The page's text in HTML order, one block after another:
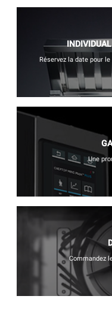
Réservez la date pour
Une
Commandez